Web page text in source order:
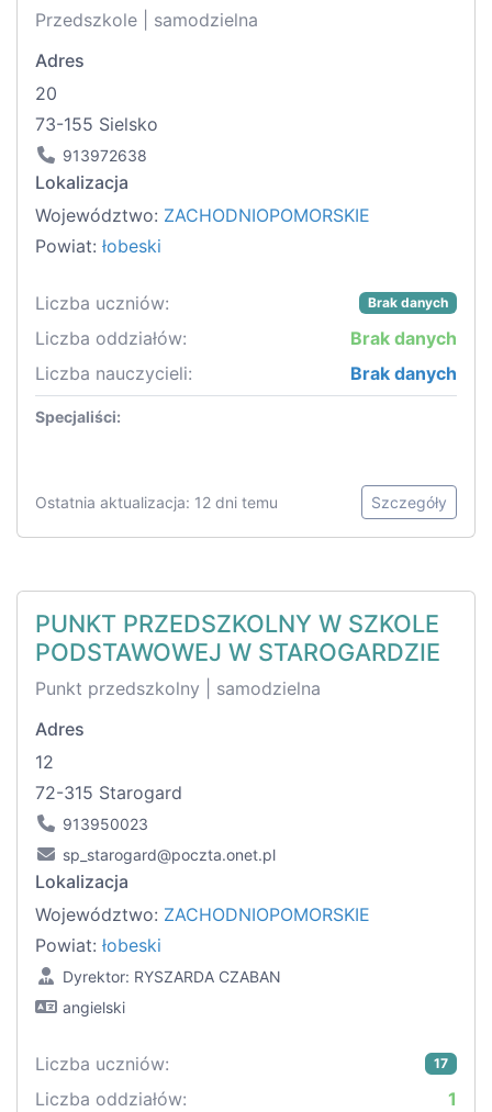
Przedszkole | samodzielna
Adres
20
73-155 Sielsko
913972638
Lokalizacja
Województwo: ZACHODNIOPOMORSKIE
Powiat: łobeski
Liczba uczniów: Brak danych
Liczba oddziałów:
Brak danych
Liczba nauczycieli:
Brak danych
Specjaliści:
Ostatnia aktualizacja: 12 dni temu Szczegóły
PUNKT PRZEDSZKOLNY W SZKOLE
PODSTAWOWEJ W STAROGARDZIE
Punkt przedszkolny | samodzielna
Adres
12
72-315 Starogard
913950023
sp_starogard@poczta.onet.pl
Lokalizacja
Województwo: ZACHODNIOPOMORSKIE
Powiat: łobeski
Dyrektor: RYSZARDA CZABAN
angielski
Liczba uczniów: 17
Liczba oddziałów:
1